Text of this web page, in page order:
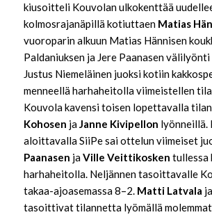
kiusoitteli Kouvolan ulkokenttää
kolmosrajanäpillä kotiuttaen Matias
vuoroparin alkuun Matias Hännisen
Paldaniuksen ja Jere Paanasen
Justus Niemeläinen juoksi kotiin
menneellä harhaheitolla viimeistellen
Kouvola kavensi toisen lopettavalla
Kohosen jaJanne Kivipellon lyönneillä.
aloittavalla SiiPe sai ottelun viimeiset
Paanasen jaVille Veittikosken tullessa
harhaheitolla. Neljännen tasoittavalle
takaa-ajoasemassa 8–2. Matti Latvala
tasoittivat tilannetta lyömällä